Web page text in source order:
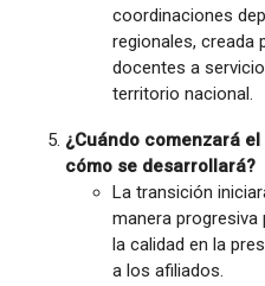
coordinaciones
regionales, creada
docentes a
territorio nacional.
¿Cuándo comenzará
cómo se desarrollará?
La transición
manera progresiva
la calidad en la
a los afiliados.